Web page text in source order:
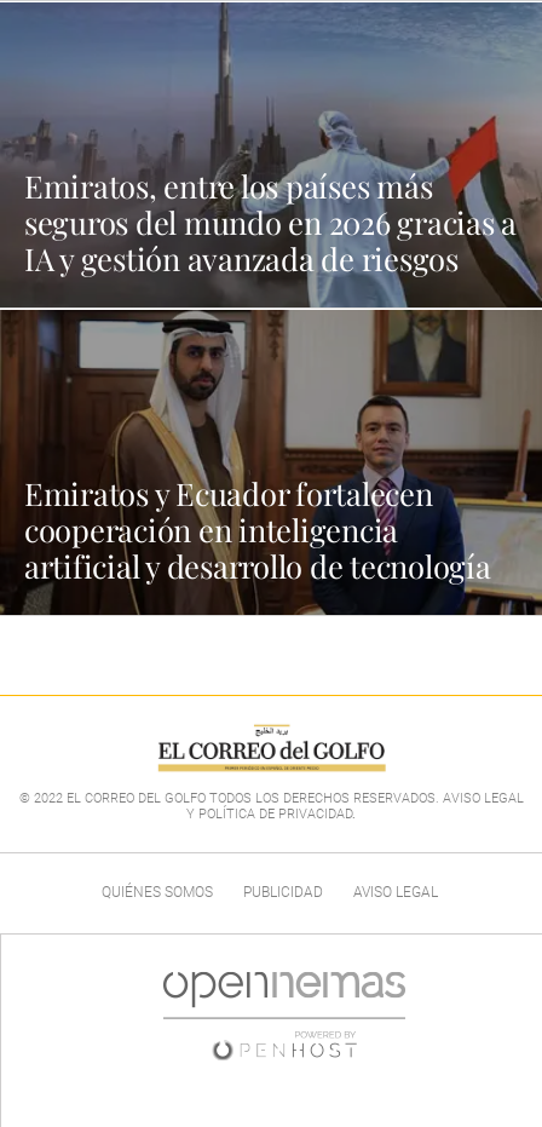
Emiratos, entre los países más
seguros del mundo en 2026 gracias a
IA y gestión avanzada de riesgos
Emiratos y Ecuador fortalecen
cooperación en inteligencia
artificial y desarrollo de tecnología
© 2022 EL CORREO DEL GOLFO TODOS LOS DERECHOS RESERVADOS. AVISO LEGAL
Y POLÍTICA DE PRIVACIDAD.
QUIÉNES SOMOS PUBLICIDAD AVISO LEGAL